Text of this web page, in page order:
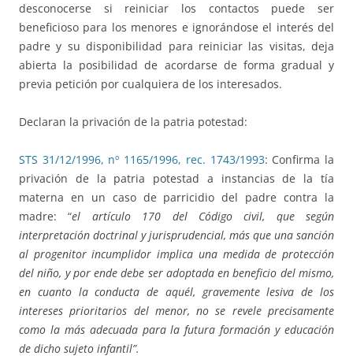
desconocerse si reiniciar los contactos puede ser
beneficioso para los menores e ignorándose el interés del
padre y su disponibilidad para reiniciar las visitas, deja
abierta la posibilidad de acordarse de forma gradual y
previa petición por cualquiera de los interesados.
Declaran la privación de la patria potestad:
STS 31/12/1996, nº 1165/1996, rec. 1743/1993: Confirma la
privación de la patria potestad a instancias de la tía
materna en un caso de parricidio del padre contra la
madre: “el artículo 170 del Código civil, que según
interpretación doctrinal y jurisprudencial, más que una sanción
al progenitor incumplidor implica una medida de protección
del niño, y por ende debe ser adoptada en beneficio del mismo,
en cuanto la conducta de aquél, gravemente lesiva de los
intereses prioritarios del menor, no se revele precisamente
como la más adecuada para la futura formación y educación
de dicho sujeto infantil”.